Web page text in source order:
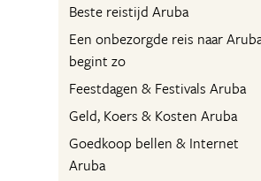
Beste reistijd Aruba
Een onbezorgde reis naar
begint zo
Feestdagen & Festivals Aruba
Geld, Koers & Kosten Aruba
Goedkoop bellen & Internet
Aruba